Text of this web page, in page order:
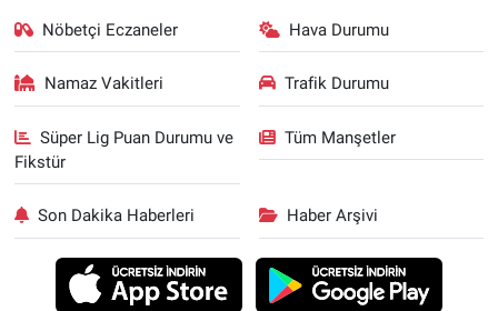
Nöbetçi Eczaneler Hava Durumu
Namaz Vakitleri Trafik Durumu
Süper Lig Puan Durumu ve
Fikstür
Tüm Manşetler
Son Dakika Haberleri Haber Arşivi